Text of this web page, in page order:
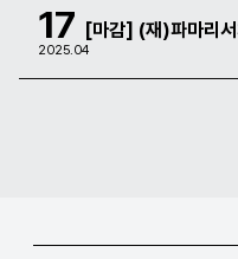
17
2025.04
[마감] (재)파마리